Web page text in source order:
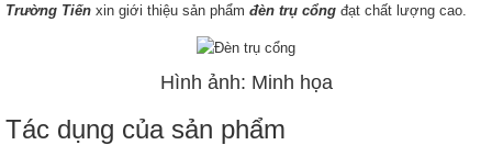
Trường Tiến xin giới thiệu sản phẩm đèn trụ cổng đạt chất lượng cao.
Hình ảnh: Minh họa
Tác dụng của sản phẩm